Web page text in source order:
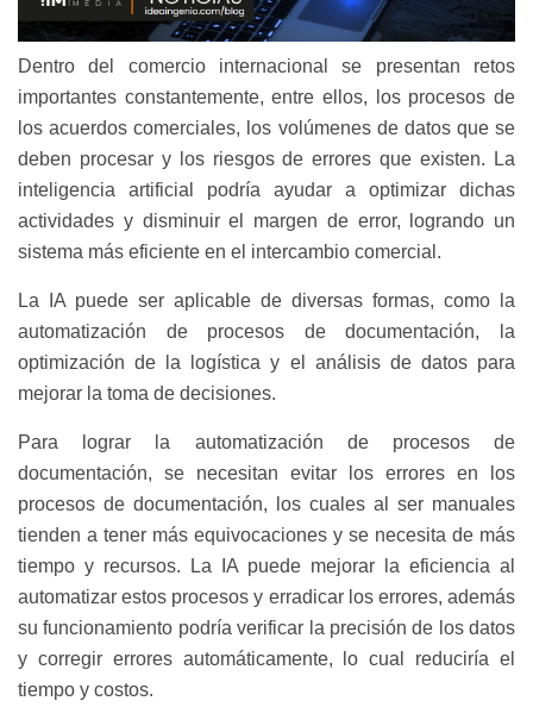
Dentro del comercio internacional se presentan retos
importantes constantemente, entre ellos, los procesos de
los acuerdos comerciales, los volúmenes de datos que se
deben procesar y los riesgos de errores que existen. La
inteligencia artificial podría ayudar a optimizar dichas
actividades y disminuir el margen de error, logrando un
sistema más eficiente en el intercambio comercial.
La IA puede ser aplicable de diversas formas, como la
automatización de procesos de documentación, la
optimización de la logística y el análisis de datos para
mejorar la toma de decisiones.
Para lograr la automatización de procesos de
documentación, se necesitan evitar los errores en los
procesos de documentación, los cuales al ser manuales
tienden a tener más equivocaciones y se necesita de más
tiempo y recursos. La IA puede mejorar la eficiencia al
automatizar estos procesos y erradicar los errores, además
su funcionamiento podría verificar la precisión de los datos
y corregir errores automáticamente, lo cual reduciría el
tiempo y costos.